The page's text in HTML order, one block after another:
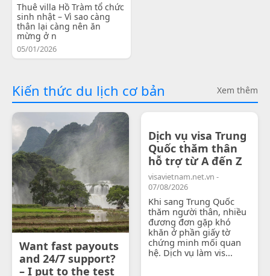
Thuê villa Hồ Tràm tổ chức
sinh nhật – Vì sao càng
thân lại càng nên ăn
mừng ở n
05/01/2026
Kiến thức du lịch cơ bản Xem thêm
Want fast payouts
and 24/7 support?
– I put to the test
Dịch vụ visa Trung
Quốc thăm thân
hỗ trợ từ A đến Z
visavietnam.net.vn -
07/08/2026
Khi sang Trung Quốc
thăm người thân, nhiều
đương đơn gặp khó
khăn ở phần giấy tờ
chứng minh mối quan
hệ. Dịch vụ làm vis...